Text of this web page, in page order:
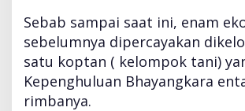
n
g
h
u
l
Sebab sampai saat ini, enam
sebelumnya dipercayakan
satu koptan ( kelompok tani)
Kepenghuluan Bhayangkara
rimbanya.